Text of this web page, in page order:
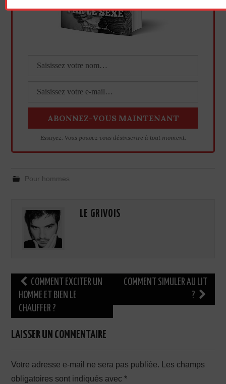
Essayez. Vous pouvez vous désinscrire à tout moment.
Pour hommes
LE GRIVOIS
Navigation
des
articles
COMMENT EXCITER UN
HOMME ET BIEN LE
CHAUFFER ?
COMMENT SIMULER AU LIT
?
LAISSER UN COMMENTAIRE
Votre adresse e-mail ne sera pas publiée.
Les champs
obligatoires sont indiqués avec*